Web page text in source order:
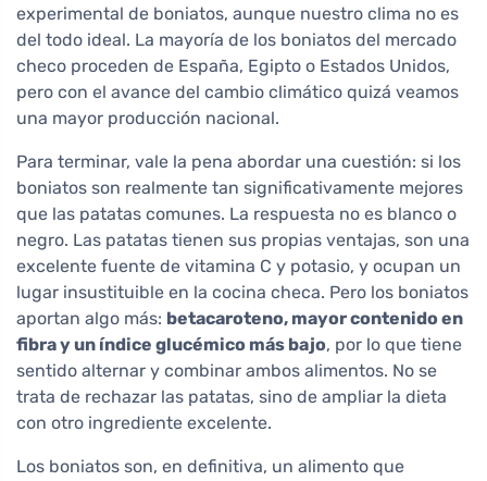
experimental de boniatos, aunque nuestro clima no es
del todo ideal. La mayoría de los boniatos del mercado
checo proceden de España, Egipto o Estados Unidos,
pero con el avance del cambio climático quizá veamos
una mayor producción nacional.
Para terminar, vale la pena abordar una cuestión: si los
boniatos son realmente tan significativamente mejores
que las patatas comunes. La respuesta no es blanco o
negro. Las patatas tienen sus propias ventajas, son una
excelente fuente de vitamina C y potasio, y ocupan un
lugar insustituible en la cocina checa. Pero los boniatos
aportan algo más: betacaroteno, mayor contenido en
fibra y un índice glucémico más bajo, por lo que tiene
sentido alternar y combinar ambos alimentos. No se
trata de rechazar las patatas, sino de ampliar la dieta
con otro ingrediente excelente.
Los boniatos son, en definitiva, un alimento que